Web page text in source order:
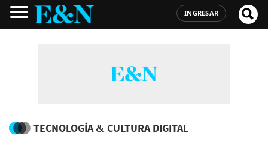
INGRESAR
TECNOLOGÍA & CULTURA DIGITAL